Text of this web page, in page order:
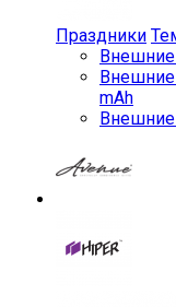
Праздники
Внешние
Внешние
mAh
Внешние